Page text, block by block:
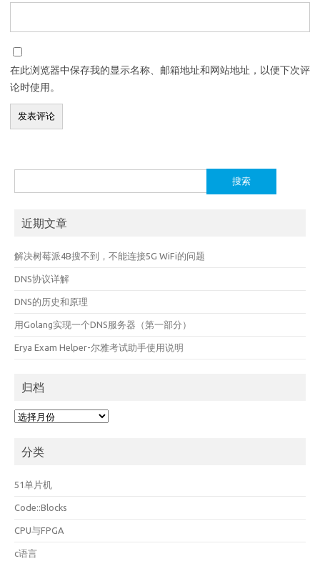
在此浏览器中保存我的显示名称、邮箱地址和网站地址，以便下次评
论时使用。
索：
近期文章
解决树莓派4B搜不到，不能连接5G WiFi的问题
DNS协议详解
DNS的历史和原理
用Golang实现一个DNS服务器（第一部分）
Erya Exam Helper-尔雅考试助手使用说明
归档
归
分类
51单片机
Code::Blocks
CPU与FPGA
c语言